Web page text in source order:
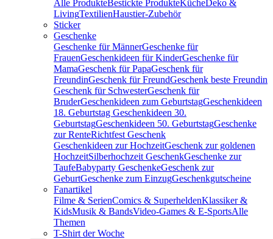
Alle ProdukteBestickte ProdukteKücheDeko &
LivingTextilienHaustier-Zubehör
Sticker
Geschenke
Geschenke für MännerGeschenke für
FrauenGeschenkideen für KinderGeschenke für
MamaGeschenk für PapaGeschenk für
FreundinGeschenk für FreundGeschenk beste Freundin
Geschenk für SchwesterGeschenk für
BruderGeschenkideen zum GeburtstagGeschenkideen
18. Geburtstag Geschenkideen 30.
GeburtstagGeschenkideen 50. GeburtstagGeschenke
zur RenteRichtfest Geschenk
Geschenkideen zur HochzeitGeschenk zur goldenen
HochzeitSilberhochzeit GeschenkGeschenke zur
TaufeBabyparty GeschenkeGeschenk zur
GeburtGeschenke zum EinzugGeschenkgutscheine
Fanartikel
Filme & SerienComics & SuperheldenKlassiker &
KidsMusik & BandsVideo-Games & E-SportsAlle
Themen
T-Shirt der Woche